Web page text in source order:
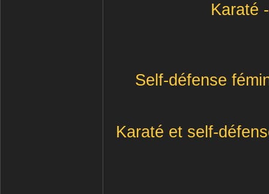
Karaté
Self-défense
Karaté et self-